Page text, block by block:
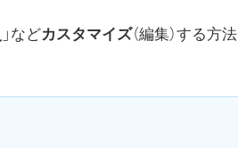
」などカスタマイズ（編集）する方法